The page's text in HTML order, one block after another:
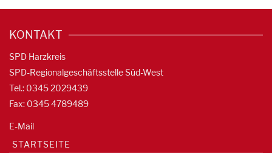
KONTAKT
SPD Harzkreis
SPD-Regionalgeschäftsstelle Süd-West
Tel.: 0345 2029439
Fax: 0345 4789489
E-Mail
STARTSEITE